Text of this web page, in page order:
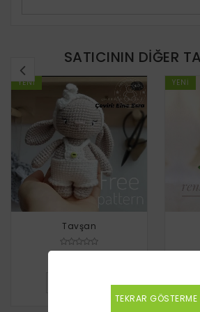
SATICININ DIĞER
YENI
Tavşan
YENI
TEKRAR GÖSTERME